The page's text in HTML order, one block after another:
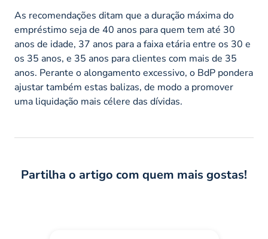
As recomendações ditam que a duração máxima do
empréstimo seja de 40 anos para quem tem até 30
anos de idade, 37 anos para a faixa etária entre os 30 e
os 35 anos, e 35 anos para clientes com mais de 35
anos. Perante o alongamento excessivo, o BdP pondera
ajustar também estas balizas, de modo a promover
uma liquidação mais célere das dívidas.
Partilha o artigo com quem mais gostas!